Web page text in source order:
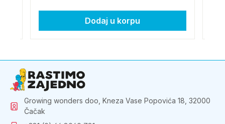
Dodaj u korpu
Growing wonders doo, Kneza Vase Popovića 18, 32000
Čačak